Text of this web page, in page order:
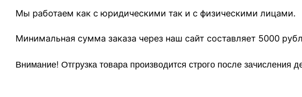
Мы работаем как с юридическими так и с физическими лицами.
Минимальная сумма заказа через наш сайт
Внимание! Отгрузка товара производится строго после